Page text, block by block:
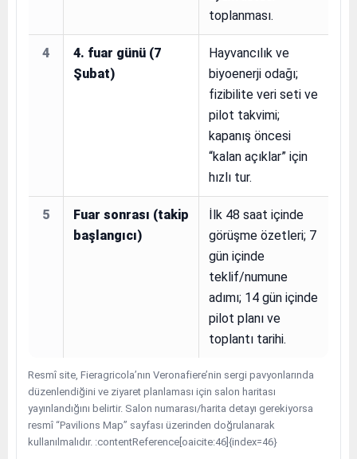
toplanması.
4
4. fuar günü (7
Şubat)
Hayvancılık ve
biyoenerji odağı;
fizibilite veri seti ve
pilot takvimi;
kapanış öncesi
“kalan açıklar” için
hızlı tur.
5
Fuar sonrası (takip
başlangıcı)
İlk 48 saat içinde
görüşme özetleri; 7
gün içinde
teklif/numune
adımı; 14 gün içinde
pilot planı ve
toplantı tarihi.
Resmî site, Fieragricola’nın Veronafiere’nin sergi pavyonlarında
düzenlendiğini ve ziyaret planlaması için salon haritası
yayınlandığını belirtir. Salon numarası/harita detayı gerekiyorsa
resmî “Pavilions Map” sayfası üzerinden doğrulanarak
kullanılmalıdır. :contentReference[oaicite:46]{index=46}